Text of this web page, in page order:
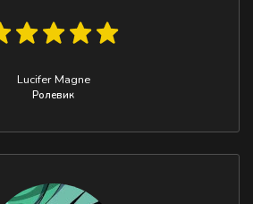
Lucifer Magne
Ролевик